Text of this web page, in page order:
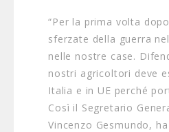
“Per la prima volta
sferzate della guerra
nelle nostre case.
nostri agricoltori deve
Italia e in UE perché
Così il Segretario
Vincenzo Gesmundo,